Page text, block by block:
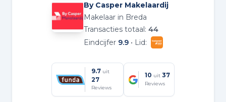
By Casper Makelaardij
Makelaar in Breda
Transacties totaal:44
Eindcijfer 9.9 • Lid:
9.7 uit
27
Reviews
10 uit 37
Reviews